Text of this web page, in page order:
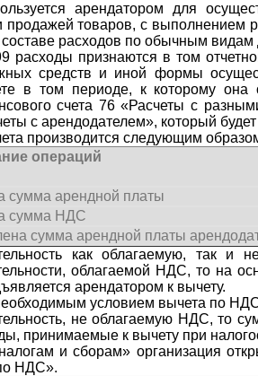
арендатором для
товаров, с выполнением
расходов по обычным видам
расходы признаются в том
средств и иной формы
в том периоде, к которому
счета 76 «Расчеты с
с арендодателем», который
производится следующим
операций
сумма арендной платы
сумма НДС
сумма арендной платы
как облагаемую, так
облагаемой НДС, то на
арендатором к вычету.
условием вычета по
не облагаемую НДС, то
принимаемые к вычету при
и сборам» организация
НДС».